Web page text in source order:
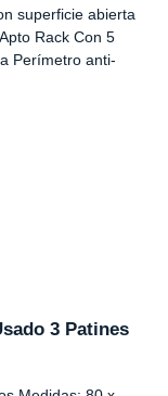
superficie abierta
Rack Con 5
Perímetro anti-
3 Patines